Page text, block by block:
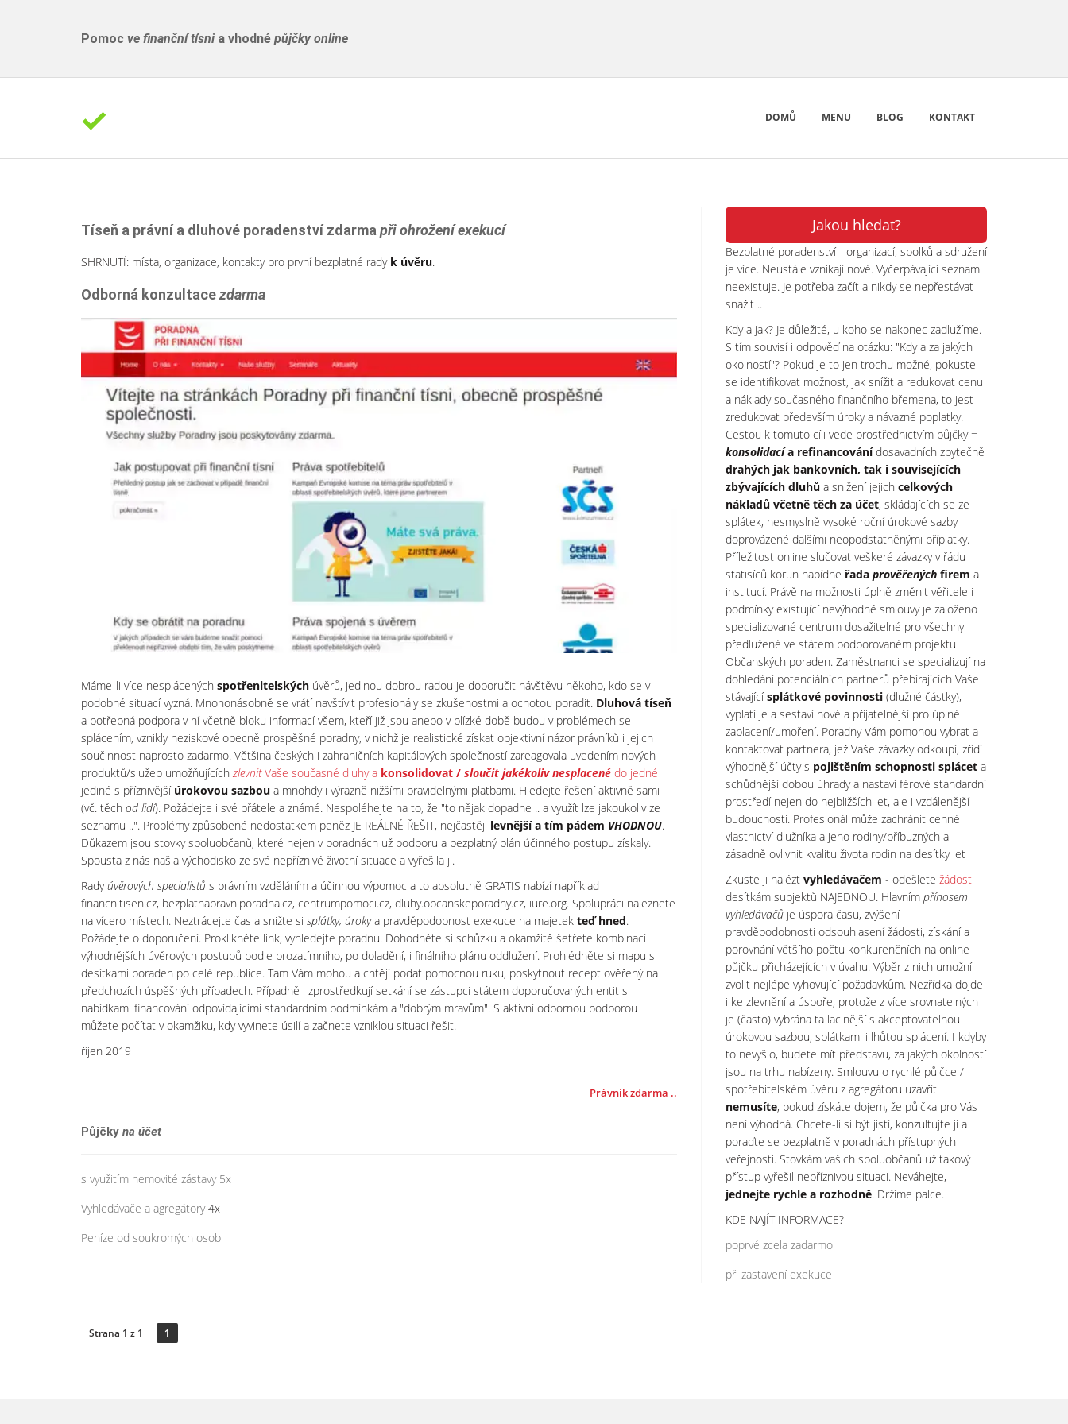
Pomoc ve finanční tísni a vhodné půjčky online
DOMŮ MENU BLOG KONTAKT
Tíseň a právní a dluhové poradenství zdarma při ohrožení exekucí
SHRNUTÍ: místa, organizace, kontakty pro první bezplatné rady k úvěru.
Odborná konzultacezdarma
Máme-li více nesplácených spotřenitelských úvěrů, jedinou dobrou radou je doporučit návštěvu někoho, kdo se v
podobné situací vyzná. Mnohonásobně se vrátí navštívit profesionály se zkušenostmi a ochotou poradit. Dluhová tíseň
a potřebná podpora v ní včetně bloku informací všem, kteří již jsou anebo v blízké době budou v problémech se
splácením, vznikly neziskové obecně prospěšné poradny, v nichž je realistické získat objektivní názor právníků i jejich
součinnost naprosto zadarmo. Většina českých i zahraničních kapitálových společností zareagovala uvedením nových
produktů/služeb umožňujících zlevnitVaše současné dluhy a konsolidovat / sloučit jakékoliv nesplacené do jedné
jediné s příznivější úrokovou sazbou a mnohdy i výrazně nižšími pravidelnými platbami. Hledejte řešení aktivně sami
(vč. těch od lidí). Požádejte i své přátele a známé. Nespoléhejte na to, že "to nějak dopadne .. a využít lze jakoukoliv ze
seznamu ..". Problémy způsobené nedostatkem peněz JE REÁLNÉ ŘEŠIT, nejčastěji levnější a tím pádem VHODNOU.
Důkazem jsou stovky spoluobčanů, které nejen v poradnách už podporu a bezplatný plán účinného postupu získaly.
Spousta z nás našla východisko ze své nepříznivé životní situace a vyřešila ji.
Radyúvěrových specialistů s právním vzděláním a účinnou výpomoc a to absolutně GRATIS nabízí například
financnitisen.cz, bezplatnapravniporadna.cz, centrumpomoci.cz, dluhy.obcanskeporadny.cz, iure.org. Spolupráci naleznete
na vícero místech. Neztrácejte čas a snižte si splátky, úrokya pravděpodobnost exekuce na majetek teď hned.
Požádejte o doporučení. Proklikněte link, vyhledejte poradnu. Dohodněte si schůzku a okamžitě šetřete kombinací
výhodnějších úvěrových postupů podle prozatímního, po doladění, i finálního plánu oddlužení. Prohlédněte si mapu s
desítkami poraden po celé republice. Tam Vám mohou a chtějí podat pomocnou ruku, poskytnout recept ověřený na
předchozích úspěšných případech. Případně i zprostředkují setkání se zástupci státem doporučovaných entit s
nabídkami financování odpovídajícími standardním podmínkám a "dobrým mravům". S aktivní odbornou podporou
můžete počítat v okamžiku, kdy vyvinete úsilí a začnete vzniklou situaci řešit.
říjen 2019
Právník zdarma ..
Půjčky na účet
s využitím nemovité zástavy 5x
Vyhledávače a agregátory4x
Peníze od soukromých osob
Strana 1 z 1 1
Jakou hledat?
Bezplatné poradenství - organizací, spolků a sdružení
je více. Neustále vznikají nové. Vyčerpávající seznam
neexistuje. Je potřeba začít a nikdy se nepřestávat
snažit ..
Kdy a jak? Je důležité, u koho se nakonec zadlužíme.
S tím souvisí i odpověď na otázku: "Kdy a za jakých
okolností"? Pokud je to jen trochu možné, pokuste
se identifikovat možnost, jak snížit a redukovat cenu
a náklady současného finančního břemena, to jest
zredukovat především úroky a návazné poplatky.
Cestou k tomuto cíli vede prostřednictvím půjčky =
konsolidacía refinancovánídosavadních zbytečně
drahých jak bankovních, tak i souvisejících
zbývajících dluhů a snižení jejich celkových
nákladů včetně těch za účet, skládajících se ze
splátek, nesmyslně vysoké roční úrokové sazby
doprovázené dalšími neopodstatněnými příplatky.
Příležitost online slučovat veškeré závazky v řádu
statisíců korun nabídne řada prověřených firem a
institucí. Právě na možnosti úplně změnit věřitele i
podmínky existující nevýhodné smlouvy je založeno
specializované centrum dosažitelné pro všechny
předlužené ve státem podporovaném projektu
Občanských poraden. Zaměstnanci se specializují na
dohledání potenciálních partnerů přebírajících Vaše
stávajícísplátkové povinnosti (dlužné částky),
vyplatí je a sestaví nové a přijatelnější pro úplné
zaplacení/umoření. Poradny Vám pomohou vybrat a
kontaktovat partnera, jež Vaše závazky odkoupí, zřídí
výhodnější účty s pojištěním schopnosti splácet a
schůdnější dobou úhrady a nastaví férové standardní
prostředí nejen do nejbližších let, ale i vzdálenější
budoucnosti. Profesionál může zachránit cenné
vlastnictví dlužníka a jeho rodiny/příbuzných a
zásadně ovlivnit kvalitu života rodin na desítky let
Zkuste ji nalézt vyhledávačem - odešlete žádost
desítkám subjektů NAJEDNOU. Hlavním přínosem
vyhledávačů je úspora času, zvýšení
pravděpodobnosti odsouhlasení žádosti, získání a
porovnání většího počtu konkurenčních na online
půjčku přicházejících v úvahu. Výběr z nich umožní
zvolit nejlépe vyhovující požadavkům. Nezřídka dojde
i ke zlevnění a úspoře, protože z více srovnatelných
je (často) vybrána ta lacinější s akceptovatelnou
úrokovou sazbou, splátkami i lhůtou splácení. I kdyby
to nevyšlo, budete mít představu, za jakých okolností
jsou na trhu nabízeny. Smlouvu o rychlé půjčce /
spotřebitelském úvěru z agregátoru uzavřít
nemusíte, pokud získáte dojem, že půjčka pro Vás
není výhodná. Chcete-li si být jistí, konzultujte ji a
poraďte se bezplatně v poradnách přístupných
veřejnosti. Stovkám vašich spoluobčanů už takový
přístup vyřešil nepříznivou situaci. Neváhejte,
jednejte rychle a rozhodně. Držíme palce.
KDE NAJÍT INFORMACE?
poprvé zcela zadarmo
při zastavení exekuce